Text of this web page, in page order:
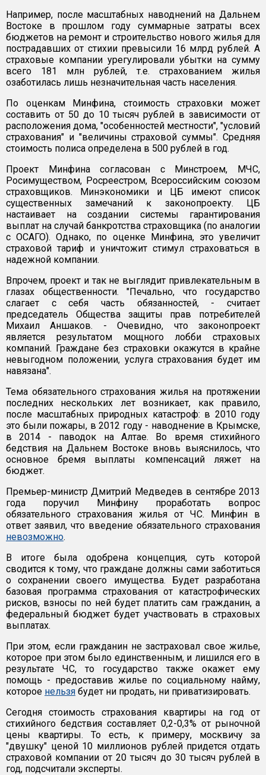
Например, после масштабных наводнений на Дальнем
Востоке в прошлом году суммарные затраты всех
бюджетов на ремонт и строительство нового жилья для
пострадавших от стихии превысили 16 млрд рублей. А
страховые компании урегулировали убытки на сумму
всего 181 млн рублей, т.е. страхованием жилья
озаботилась лишь незначительная часть населения.
По оценкам Минфина, стоимость страховки может
составить от 50 до 10 тысяч рублей в зависимости от
расположения дома, "особенностей местности", "условий
страхования" и "величины страховой суммы". Средняя
стоимость полиса определена в 500 рублей в год.
Проект Минфина согласован с Минстроем, МЧС,
Росимуществом, Росреестром, Всероссийским союзом
страховщиков. Минэкономики и ЦБ имеют список
существенных замечаний к законопроекту. ЦБ
настаивает на создании системы гарантирования
выплат на случай банкротства страховщика (по аналогии
с ОСАГО). Однако, по оценке Минфина, это увеличит
страховой тариф и уничтожит стимул страховаться в
надежной компании.
Впрочем, проект и так не выглядит привлекательным в
глазах общественности. "Печально, что государство
слагает с себя часть обязанностей, - считает
председатель Общества защиты прав потребителей
Михаил Аншаков. - Очевидно, что законопроект
является результатом мощного лобби страховых
компаний. Граждане без страховки окажутся в крайне
невыгодном положении, услуга страхования будет им
навязана".
Тема обязательного страхования жилья на протяжении
последних нескольких лет возникает, как правило,
после масштабных природных катастроф: в 2010 году
это были пожары, в 2012 году - наводнение в Крымске,
в 2014 - паводок на Алтае. Во время стихийного
бедствия на Дальнем Востоке вновь выяснилось, что
основное бремя выплаты компенсаций ляжет на
бюджет.
Премьер-министр Дмитрий Медведев в сентябре 2013
года поручил Минфину проработать вопрос
обязательного страхования жилья от ЧС. Минфин в
ответ заявил, что введение обязательного страхования
невозможно.
В итоге была одобрена концепция, суть которой
сводится к тому, что граждане должны сами заботиться
о сохранении своего имущества. Будет разработана
базовая программа страхования от катастрофических
рисков, взносы по ней будет платить сам гражданин, а
федеральный бюджет будет участвовать в страховых
выплатах.
При этом, если гражданин не застраховал свое жилье,
которое при этом было единственным, и лишился его в
результате ЧС, то государство также окажет ему
помощь - предоставив жилье по социальному найму,
которое нельзя будет ни продать, ни приватизировать.
Сегодня стоимость страхования квартиры на год от
стихийного бедствия составляет 0,2-0,3% от рыночной
цены квартиры. То есть, к примеру, москвичу за
"двушку" ценой 10 миллионов рублей придется отдать
страховой компании от 20 тысяч до 30 тысяч рублей в
год, подсчитали эксперты.